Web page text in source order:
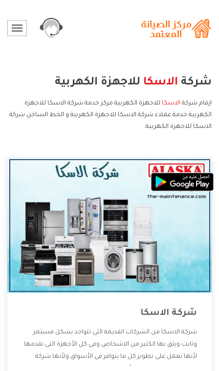
شركة الاسكا للاجهزة الكهربية
ارقام شركة الاسكا للاجهزة الكهربية مركز خدمة شركة الاسكا للاجهزة
الكهربية خدمة عملاء شركة الاسكا للاجهزة الكهربية و الخط الساخن شركة
الاسكا للاجهزة الكهربية.
شركة الاسكا
شركة الاسكا من الشركات القديمة التى تتواجد بشكل مستمر
وثابت ويثق بها الكثير من الاشخاص وفى كل الأجهزة التى تقدمها
لأنها تعمل على تطوير كل ما يتوافر فى الأسواق ولأنها شركة